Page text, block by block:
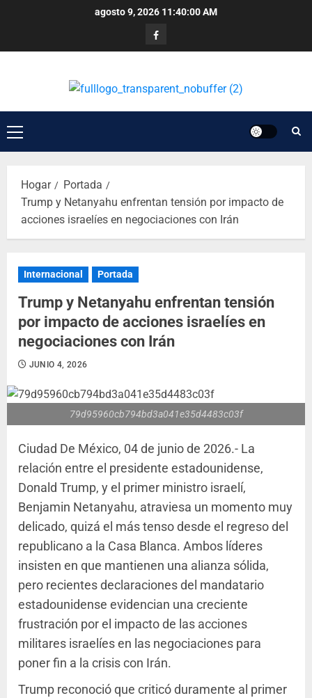
agosto 9, 2026 11:40:01 AM
Hogar
Portada
Trump y Netanyahu enfrentan tensión por impacto de
acciones israelíes en negociaciones con Irán
Internacional Portada
Trump y Netanyahu enfrentan tensión
por impacto de acciones israelíes en
negociaciones con Irán
JUNIO 4, 2026
79d95960cb794bd3a041e35d4483c03f
Ciudad De México, 04 de junio de 2026.- La
relación entre el presidente estadounidense,
Donald Trump, y el primer ministro israelí,
Benjamin Netanyahu, atraviesa un momento muy
delicado, quizá el más tenso desde el regreso del
republicano a la Casa Blanca. Ambos líderes
insisten en que mantienen una alianza sólida,
pero recientes declaraciones del mandatario
estadounidense evidencian una creciente
frustración por el impacto de las acciones
militares israelíes en las negociaciones para
poner fin a la crisis con Irán.
Trump reconoció que criticó duramente al primer